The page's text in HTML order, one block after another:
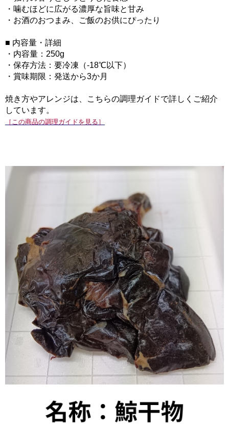
・噛むほどに広がる濃厚な旨味と甘み
・お酒のおつまみ、ご飯のお供にぴったり
■ 内容量・詳細
・内容量：250g
・保存方法：要冷凍（-18℃以下）
・賞味期限：発送から3か月
焼き方やアレンジは、こちらの調理ガイドで詳しくご紹介
しています。
［この商品の調理ガイドを見る］